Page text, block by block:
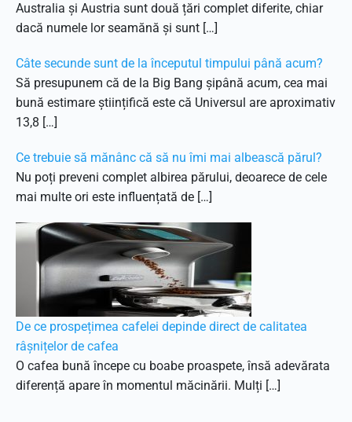
Australia și Austria sunt două țări complet diferite, chiar
dacă numele lor seamănă și sunt […]
Câte secunde sunt de la începutul timpului până acum?
Să presupunem că de la Big Bang șipână acum, cea mai
bună estimare științifică este că Universul are aproximativ
13,8 […]
Ce trebuie să mănânc că să nu îmi mai albească părul?
Nu poți preveni complet albirea părului, deoarece de cele
mai multe ori este influențată de […]
De ce prospețimea cafelei depinde direct de calitatea
râșnițelor de cafea
O cafea bună începe cu boabe proaspete, însă adevărata
diferență apare în momentul măcinării. Mulți […]